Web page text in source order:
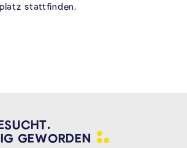
stattfinden.
GEWORDEN